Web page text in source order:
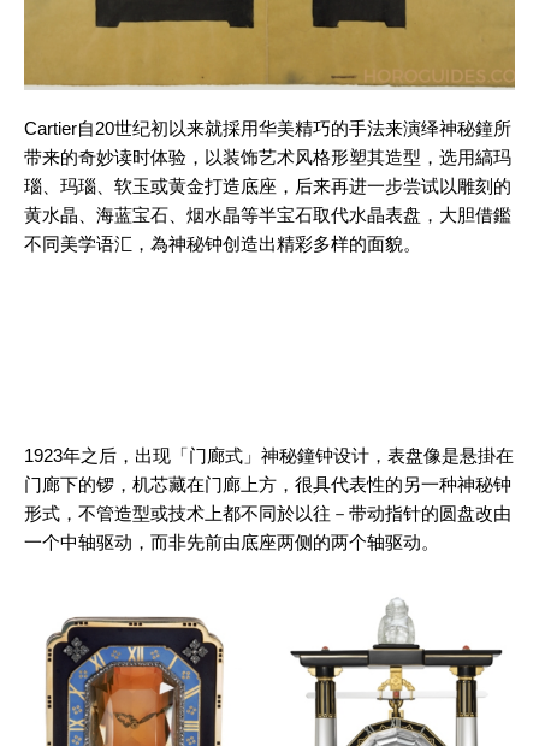
Cartier自20世纪初以来就採用华美精巧的手法来演绎神秘鐘所
带来的奇妙读时体验，以装饰艺术风格形塑其造型，选用縞玛
瑙、玛瑙、软玉或黄金打造底座，后来再进一步尝试以雕刻的
黄水晶、海蓝宝石、烟水晶等半宝石取代水晶表盘，大胆借鑑
不同美学语汇，為神秘钟创造出精彩多样的面貌。
1923年之后，出现「门廊式」神秘鐘钟设计，表盘像是悬掛在
门廊下的锣，机芯藏在门廊上方，很具代表性的另一种神秘钟
形式，不管造型或技术上都不同於以往－带动指针的圆盘改由
一个中轴驱动，而非先前由底座两侧的两个轴驱动。